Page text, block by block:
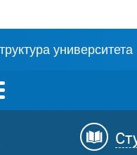
университета